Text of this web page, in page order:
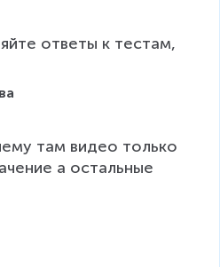
ответы к тестам,
там видео только
а остальные